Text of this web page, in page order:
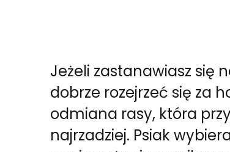
Jeżeli zastanawiasz się
dobrze rozejrzeć się za
odmiana rasy, która
najrzadziej. Psiak